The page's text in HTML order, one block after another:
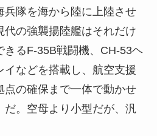
隊を海から陸に上陸させ
代の強襲揚陸艦はそれだけ
きるF-35B戦闘機、CH-53ヘ
イなどを搭載し、航空支援
点の確保まで一体で動かせ
だ。空母より小型だが、汎